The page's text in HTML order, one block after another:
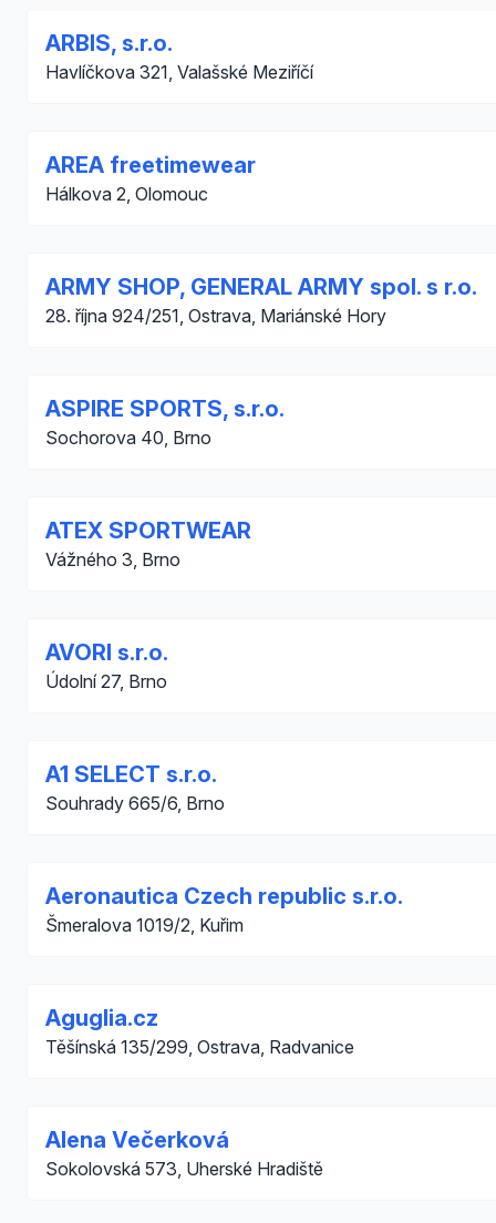
ARBIS, s.r.o.
Havlíčkova 321, Valašské Meziříčí
AREA freetimewear
Hálkova 2, Olomouc
ARMY SHOP, GENERAL ARMY spol. s r.o.
28. října 924/251, Ostrava, Mariánské Hory
ASPIRE SPORTS, s.r.o.
Sochorova 40, Brno
ATEX SPORTWEAR
Vážného 3, Brno
AVORI s.r.o.
Údolní 27, Brno
A1 SELECT s.r.o.
Souhrady 665/6, Brno
Aeronautica Czech republic s.r.o.
Šmeralova 1019/2, Kuřim
Aguglia.cz
Těšínská 135/299, Ostrava, Radvanice
Alena Večerková
Sokolovská 573, Uherské Hradiště